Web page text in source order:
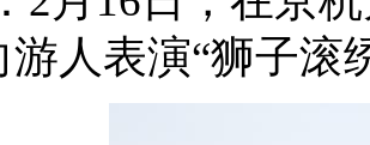
人表演“狮子滚